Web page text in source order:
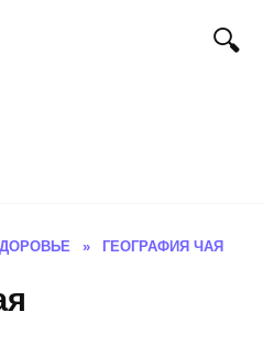
» ГЕОГРАФИЯ ЧАЯ